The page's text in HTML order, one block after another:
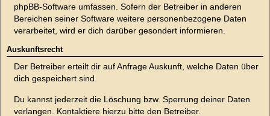
phpBB-Software umfassen. Sofern der Betreiber in anderen
Bereichen seiner Software weitere personenbezogene Daten
verarbeitet, wird er dich darüber gesondert informieren.
Auskunftsrecht
Der Betreiber erteilt dir auf Anfrage Auskunft, welche Daten über
dich gespeichert sind.
Du kannst jederzeit die Löschung bzw. Sperrung deiner Daten
verlangen. Kontaktiere hierzu bitte den Betreiber.